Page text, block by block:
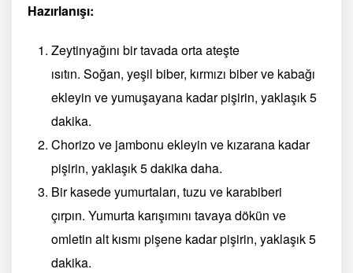
Hazırlanışı:
Zeytinyağını bir tavada orta ateşte
ısıtın. Soğan, yeşil biber, kırmızı biber ve kabağı
ekleyin ve yumuşayana kadar pişirin, yaklaşık 5
dakika.
Chorizo ​​ve jambonu ekleyin ve kızarana kadar
pişirin, yaklaşık 5 dakika daha.
Bir kasede yumurtaları, tuzu ve karabiberi
çırpın. Yumurta karışımını tavaya dökün ve
omletin alt kısmı pişene kadar pişirin, yaklaşık 5
dakika.